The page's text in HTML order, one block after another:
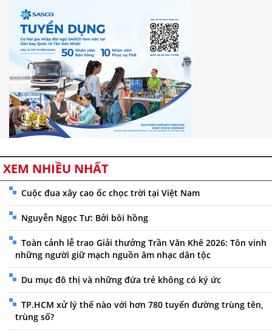
XEM NHIỀU NHẤT
Cuộc đua xây cao ốc chọc trời tại Việt Nam
Nguyễn Ngọc Tư: Bởi bôi hồng
Toàn cảnh lễ trao Giải thưởng Trần Văn Khê 2026: Tôn vinh
những người giữ mạch nguồn âm nhạc dân tộc
Du mục đô thị và những đứa trẻ không có ký ức
TP.HCM xử lý thế nào với hơn 780 tuyến đường trùng tên,
trùng số?